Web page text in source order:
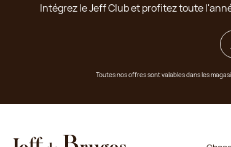
Intégrez le Jeff Club et profitez toute
Toutes nos offres sont valables dans les